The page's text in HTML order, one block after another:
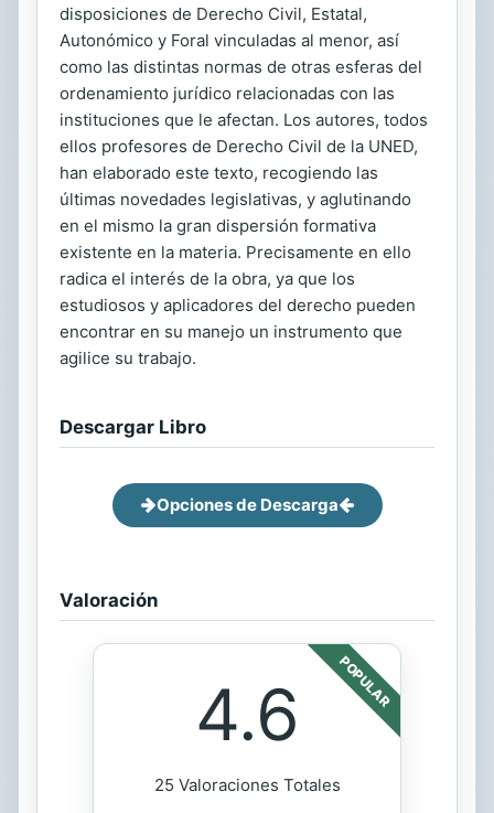
disposiciones de Derecho Civil, Estatal,
Autonómico y Foral vinculadas al menor, así
como las distintas normas de otras esferas del
ordenamiento jurídico relacionadas con las
instituciones que le afectan. Los autores, todos
ellos profesores de Derecho Civil de la UNED,
han elaborado este texto, recogiendo las
últimas novedades legislativas, y aglutinando
en el mismo la gran dispersión formativa
existente en la materia. Precisamente en ello
radica el interés de la obra, ya que los
estudiosos y aplicadores del derecho pueden
encontrar en su manejo un instrumento que
agilice su trabajo.
Descargar Libro
Opciones de Descarga
Valoración
POPULAR
4.6
25 Valoraciones Totales